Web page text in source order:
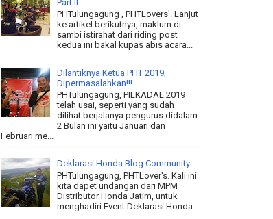
Part II
PHTulungagung , PHTLovers'. Lanjut
ke artikel berikutnya, maklum di
sambi istirahat dari riding post
kedua ini bakal kupas abis acara...
Dilantiknya Ketua PHT 2019,
Dipermasalahkan!!!
PHTulungagung, PILKADAL 2019
telah usai, seperti yang sudah
dilihat berjalanya pengurus didalam
2 Bulan ini yaitu Januari dan
Februari me...
Deklarasi Honda Blog Community
PHTulungagung, PHTLover's. Kali ini
kita dapet undangan dari MPM
Distributor Honda Jatim, untuk
menghadiri Event Deklarasi Honda...